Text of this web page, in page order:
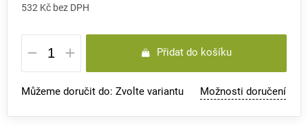
532 Kč bez DPH
Měrná
cena:
Přidat do košíku
Můžeme doručit do: Zvolte variantu Možnosti doručení